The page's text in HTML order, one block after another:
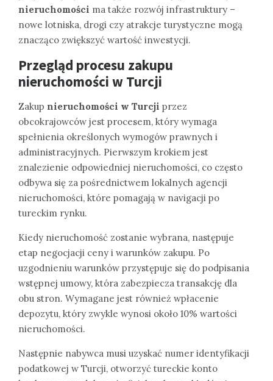
nieruchomości ma także rozwój infrastruktury –
nowe lotniska, drogi czy atrakcje turystyczne mogą
znacząco zwiększyć wartość inwestycji.
Przegląd procesu zakupu
nieruchomości w Turcji
Zakup nieruchomości w Turcji przez
obcokrajowców jest procesem, który wymaga
spełnienia określonych wymogów prawnych i
administracyjnych. Pierwszym krokiem jest
znalezienie odpowiedniej nieruchomości, co często
odbywa się za pośrednictwem lokalnych agencji
nieruchomości, które pomagają w navigacji po
tureckim rynku.
Kiedy nieruchomość zostanie wybrana, następuje
etap negocjacji ceny i warunków zakupu. Po
uzgodnieniu warunków przystępuje się do podpisania
wstępnej umowy, która zabezpiecza transakcję dla
obu stron. Wymagane jest również wpłacenie
depozytu, który zwykle wynosi około 10% wartości
nieruchomości.
Następnie nabywca musi uzyskać numer identyfikacji
podatkowej w Turcji, otworzyć tureckie konto